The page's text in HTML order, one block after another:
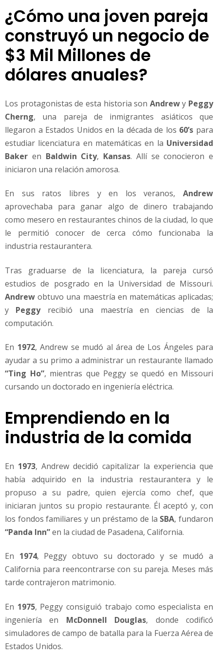
e
l
m
u
n
d
¿Cómo una joven pareja
construyó un negocio de
$3 Mil Millones de
dólares anuales?
Los protagonistas de esta historia son Andrewy Peggy
Cherng, una pareja de inmigrantes asiáticos que
llegaron a Estados Unidos en la década de los 60’s para
estudiar licenciatura en matemáticas en la Universidad
Baker en Baldwin City, Kansas. Allí se conocieron e
iniciaron una relación amorosa.
En sus ratos libres y en los veranos, Andrew
aprovechaba para ganar algo de dinero trabajando
como mesero en restaurantes chinos de la ciudad, lo que
le permitió conocer de cerca cómo funcionaba la
industria restaurantera.
Tras graduarse de la licenciatura, la pareja cursó
estudios de posgrado en la Universidad de Missouri.
Andrew obtuvo una maestría en matemáticas aplicadas;
y Peggyrecibió una maestría en ciencias de la
computación.
En 1972, Andrew se mudó al área de Los Ángeles para
ayudar a su primo a administrar un restaurante llamado
“Ting Ho”, mientras que Peggy se quedó en Missouri
cursando un doctorado en ingeniería eléctrica.
Emprendiendo en la
industria de la comida
En 1973, Andrew decidió capitalizar la experiencia que
había adquirido en la industria restaurantera y le
propuso a su padre, quien ejercía como chef, que
iniciaran juntos su propio restaurante. Él aceptó y, con
los fondos familiares y un préstamo de la SBA, fundaron
“Panda Inn”en la ciudad de Pasadena, California.
En 1974, Peggy obtuvo su doctorado y se mudó a
California para reencontrarse con su pareja. Meses más
tarde contrajeron matrimonio.
En 1975, Peggy consiguió trabajo como especialista en
ingeniería en McDonnell Douglas, donde codificó
simuladores de campo de batalla para la Fuerza Aérea de
Estados Unidos.